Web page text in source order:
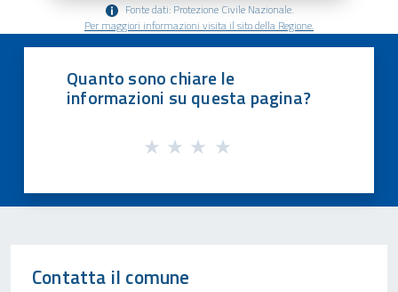
Fonte dati: Protezione Civile Nazionale.
Per maggiori informazioni visita il sito della Regione.
Quanto sono chiare le
informazioni su questa pagina?
Contatta il comune